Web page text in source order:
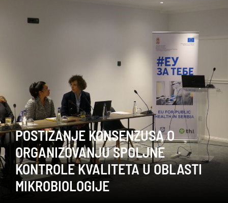
POSTIZANJE KONSENZUSA O
ORGANIZOVANJU SPOLJNE
KONTROLE KVALITETA U OBLASTI
MIKROBIOLOGIJE